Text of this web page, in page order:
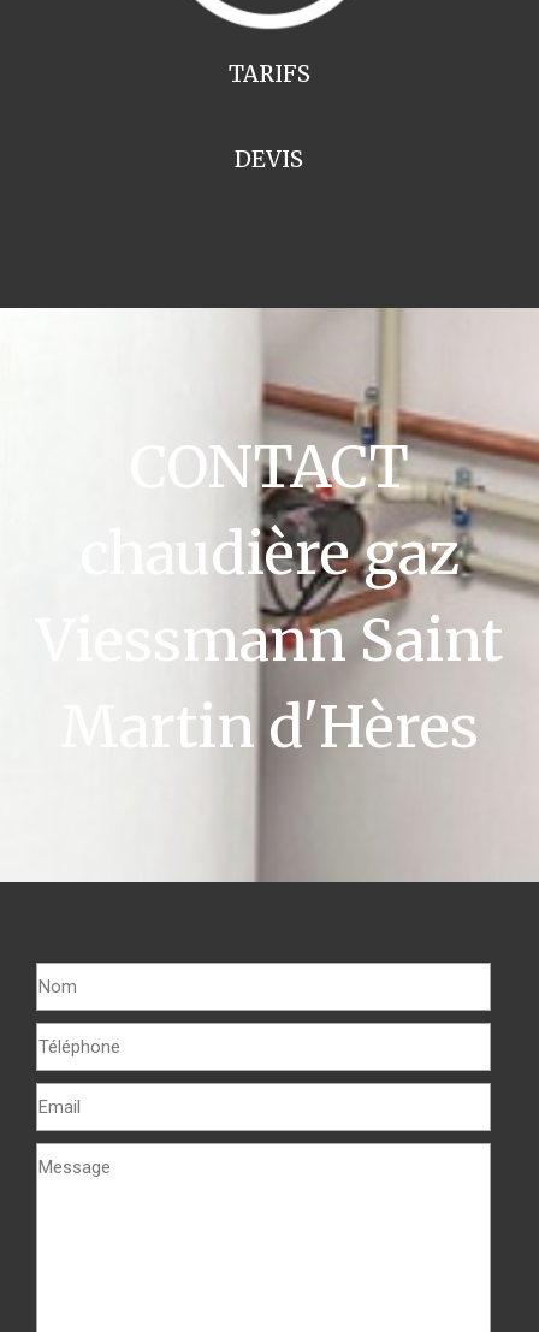
TARIFS
DEVIS
CONTACT
chaudière gaz
Viessmann Saint
Martin d'Hères